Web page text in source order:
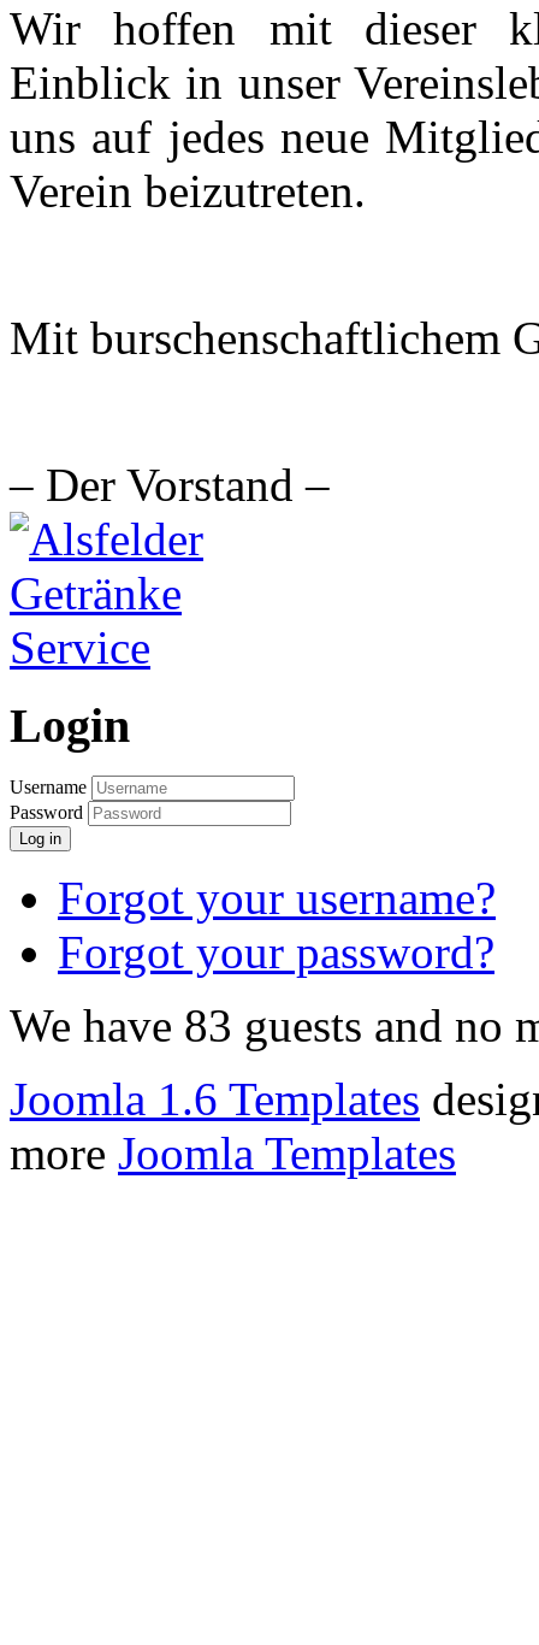
Wir hoffen mit dieser
Einblick in unser
uns auf jedes neue
Verein beizutreten.
Mit burschenschaftlichem
– Der Vorstand –
Login
Username
Password
Log in
Forgot your username?
Forgot your password?
We have 83 guests and no
Joomla 1.6 Templates
more Joomla Templates